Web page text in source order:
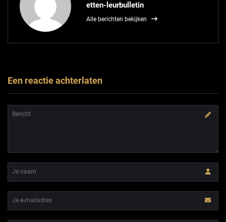
etten-leurbulletin
Alle berichten bekijken
Een reactie achterlaten